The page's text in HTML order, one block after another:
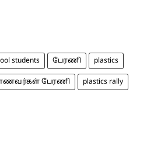
students பேரணி plastics
பேரணி plastics rally